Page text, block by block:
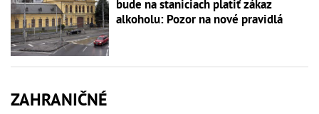
bude na staniciach platiť zákaz
alkoholu: Pozor na nové pravidlá
ZAHRANIČNÉ